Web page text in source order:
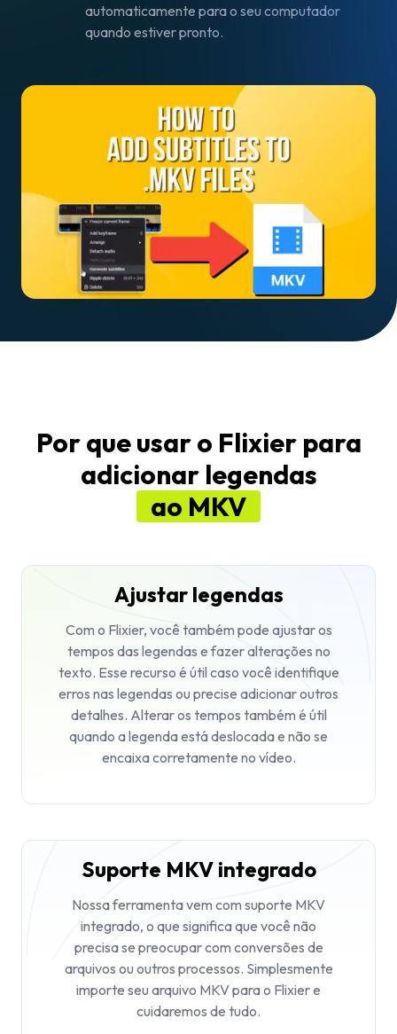
automaticamente para o seu computador
quando estiver pronto.
Por que usar o Flixier para
adicionar legendas
ao MKV
Ajustar legendas
Com o Flixier, você também pode ajustar os
tempos das legendas e fazer alterações no
texto. Esse recurso é útil caso você identifique
erros nas legendas ou precise adicionar outros
detalhes. Alterar os tempos também é útil
quando a legenda está deslocada e não se
encaixa corretamente no vídeo.
Suporte MKV integrado
Nossa ferramenta vem com suporte MKV
integrado, o que significa que você não
precisa se preocupar com conversões de
arquivos ou outros processos. Simplesmente
importe seu arquivo MKV para o Flixier e
cuidaremos de tudo.